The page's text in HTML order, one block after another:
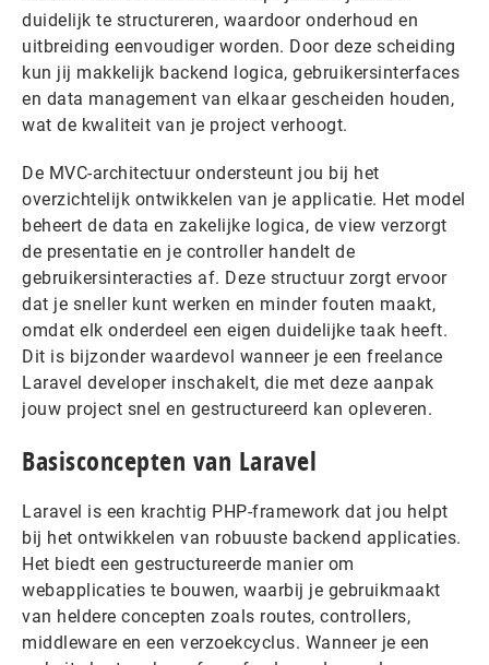
duidelijk te structureren, waardoor onderhoud en
uitbreiding eenvoudiger worden. Door deze scheiding
kun jij makkelijk backend logica, gebruikersinterfaces
en data management van elkaar gescheiden houden,
wat de kwaliteit van je project verhoogt.
De MVC-architectuur ondersteunt jou bij het
overzichtelijk ontwikkelen van je applicatie. Het model
beheert de data en zakelijke logica, de view verzorgt
de presentatie en je controller handelt de
gebruikersinteracties af. Deze structuur zorgt ervoor
dat je sneller kunt werken en minder fouten maakt,
omdat elk onderdeel een eigen duidelijke taak heeft.
Dit is bijzonder waardevol wanneer je een freelance
Laravel developer inschakelt, die met deze aanpak
jouw project snel en gestructureerd kan opleveren.
Basisconcepten van Laravel
Laravel is een krachtig PHP-framework dat jou helpt
bij het ontwikkelen van robuuste backend applicaties.
Het biedt een gestructureerde manier om
webapplicaties te bouwen, waarbij je gebruikmaakt
van heldere concepten zoals routes, controllers,
middleware en een verzoekcyclus. Wanneer je een